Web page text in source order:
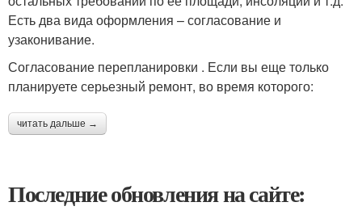
Есть два вида оформления – согласование и
узаконивание.
Согласование перепланировки . Если вы еще только
планируете серьезный ремонт, во время которого:
читать дальше →
Последние обновления на сайте: